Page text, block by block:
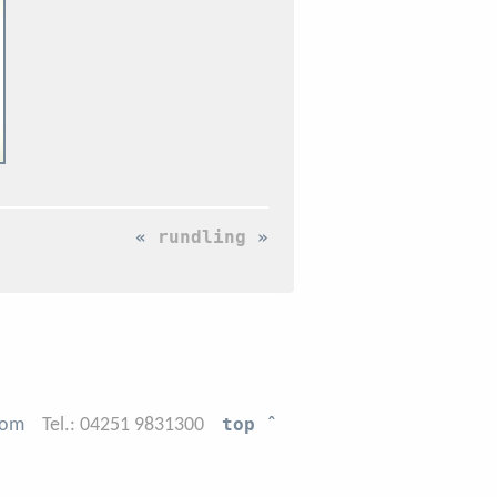
« rundling »
Tel.: 04251 9831300 top ˆ